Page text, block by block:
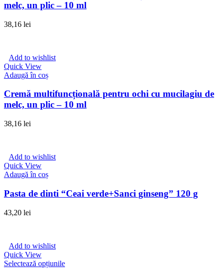
melc, un plic – 10 ml
38,16 lei
Add to wishlist
Quick View
Adaugă în coș
Cremă multifuncțională pentru ochi cu mucilagiu de
melc, un plic – 10 ml
38,16 lei
Add to wishlist
Quick View
Adaugă în coș
Pasta de dinti “Ceai verde+Sanci ginseng” 120 g
43,20 lei
Add to wishlist
Quick View
Selectează opțiunileAcest